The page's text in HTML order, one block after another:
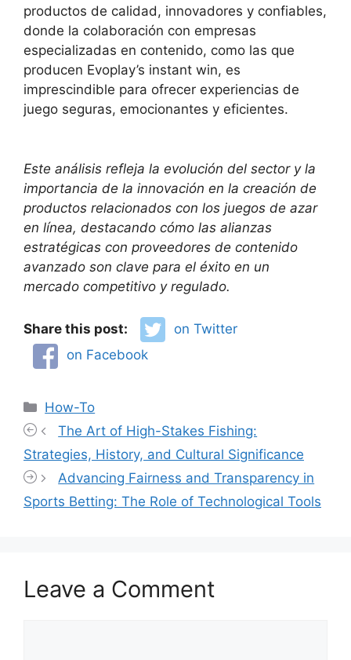
productos de calidad, innovadores y confiables,
donde la colaboración con empresas
especializadas en contenido, como las que
producen Evoplay’s instant win, es
imprescindible para ofrecer experiencias de
juego seguras, emocionantes y eficientes.
Este análisis refleja la evolución del sector y la
importancia de la innovación en la creación de
productos relacionados con los juegos de azar
en línea, destacando cómo las alianzas
estratégicas con proveedores de contenido
avanzado son clave para el éxito en un
mercado competitivo y regulado.
Share this post:
on Twitter
on Facebook
Categories
How-To
The Art of High-Stakes Fishing:
Strategies, History, and Cultural Significance
Advancing Fairness and Transparency in
Sports Betting: The Role of Technological Tools
Leave a Comment